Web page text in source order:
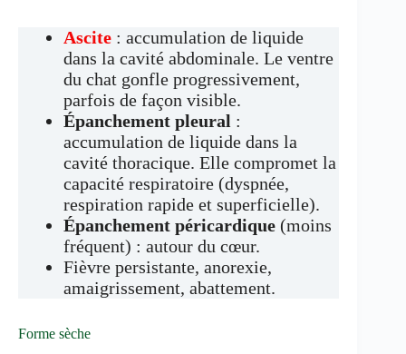
Ascite : accumulation de liquide
dans la cavité abdominale. Le ventre
du chat gonfle progressivement,
parfois de façon visible.
Épanchement pleural :
accumulation de liquide dans la
cavité thoracique. Elle compromet la
capacité respiratoire (dyspnée,
respiration rapide et superficielle).
Épanchement péricardique (moins
fréquent) : autour du cœur.
Fièvre persistante, anorexie,
amaigrissement, abattement.
Forme sèche